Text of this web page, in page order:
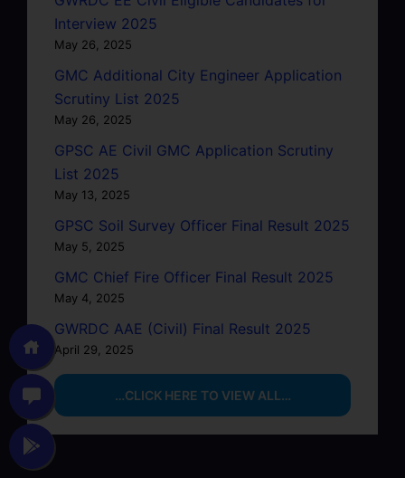
Interview 2025
May 26, 2025
GMC Additional City Engineer Application
Scrutiny List 2025
May 26, 2025
GPSC AE Civil GMC Application Scrutiny
List 2025
May 13, 2025
GPSC Soil Survey Officer Final Result 2025
May 5, 2025
GMC Chief Fire Officer Final Result 2025
May 4, 2025
GWRDC AAE (Civil) Final Result 2025
April 29, 2025
…CLICK HERE TO VIEW ALL…